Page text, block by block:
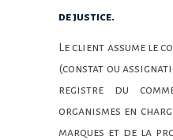
de justice.
Le client assume le
(constat ou
registre du
organismes en
marques et de la